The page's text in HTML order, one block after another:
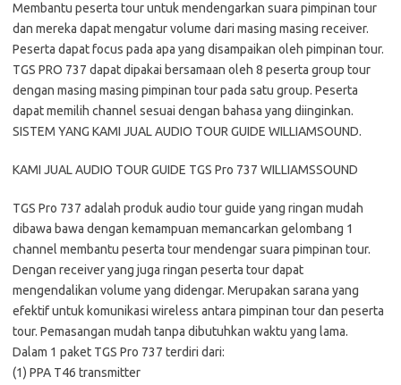
Membantu peserta tour untuk mendengarkan suara pimpinan tour
dan mereka dapat mengatur volume dari masing masing receiver.
Peserta dapat focus pada apa yang disampaikan oleh pimpinan tour.
TGS PRO 737 dapat dipakai bersamaan oleh 8 peserta group tour
dengan masing masing pimpinan tour pada satu group. Peserta
dapat memilih channel sesuai dengan bahasa yang diinginkan.
SISTEM YANG KAMI JUAL AUDIO TOUR GUIDE WILLIAMSOUND.
KAMI JUAL AUDIO TOUR GUIDE TGS Pro 737 WILLIAMSSOUND
TGS Pro 737 adalah produk audio tour guide yang ringan mudah
dibawa bawa dengan kemampuan memancarkan gelombang 1
channel membantu peserta tour mendengar suara pimpinan tour.
Dengan receiver yang juga ringan peserta tour dapat
mengendalikan volume yang didengar. Merupakan sarana yang
efektif untuk komunikasi wireless antara pimpinan tour dan peserta
tour. Pemasangan mudah tanpa dibutuhkan waktu yang lama.
Dalam 1 paket TGS Pro 737 terdiri dari:
(1) PPA T46 transmitter